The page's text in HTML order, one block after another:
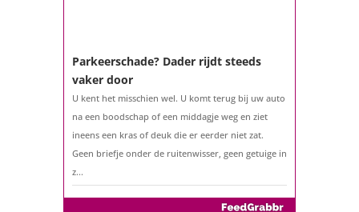
Parkeerschade? Dader rijdt steeds
vaker door
U kent het misschien wel. U komt terug bij uw auto
na een boodschap of een middagje weg en ziet
ineens een kras of deuk die er eerder niet zat.
Geen briefje onder de ruitenwisser, geen getuige in
z...